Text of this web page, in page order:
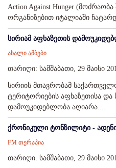
Action Against Hunger
ორგანიზებით იტალიაში
სირიამ აფხაზეთის
ახალი ამბები
თარიღი: სამშაბათი, 29 მაისი
სირიის მთავრობამ
ტერიტორიების აფხაზეთისა და
დამოუკიდებლობა აღიარა....
ქრონიკული ტონზილიტი -
FM თერაპია
თარიღი: სამშაბათი, 29 მაისი